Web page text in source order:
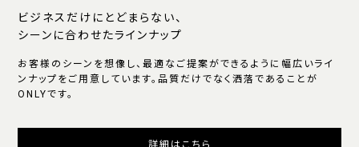
ビジネスだけにとどまらない、
シーンに合わせたラインナップ
お客様のシーンを想像し、最適なご提案ができるように幅広いライ
ンナップをご用意しています。品質だけでなく洒落であることが
ONLYです。
詳細はこちら